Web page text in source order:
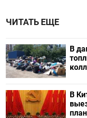
ЧИТАТЬ ЕЩЕ
В
В